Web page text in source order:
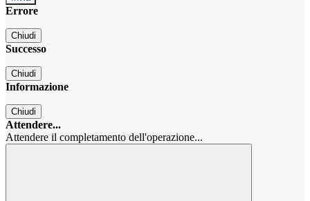
Errore
Chiudi
Successo
Chiudi
Informazione
Chiudi
Attendere...
Attendere il completamento dell'operazione...